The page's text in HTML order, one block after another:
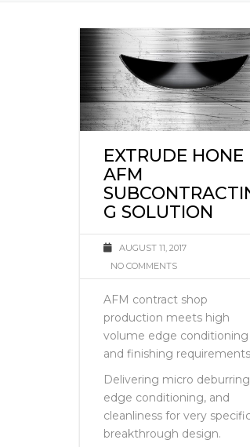
EXTRUDE HONE
AFM
SUBCONTRACTIN
G SOLUTION
AUGUST 11, 2017
AFM contract shop
production meets high
volume edge conditioning
and finishing requirements.
Delivering micro deburring,
edge conditioning, and
cleanliness for very specific